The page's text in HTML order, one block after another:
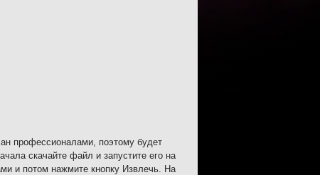
профессионалами, поэтому будет
скачайте файл и запустите его на
и потом нажмите кнопку Извлечь. На